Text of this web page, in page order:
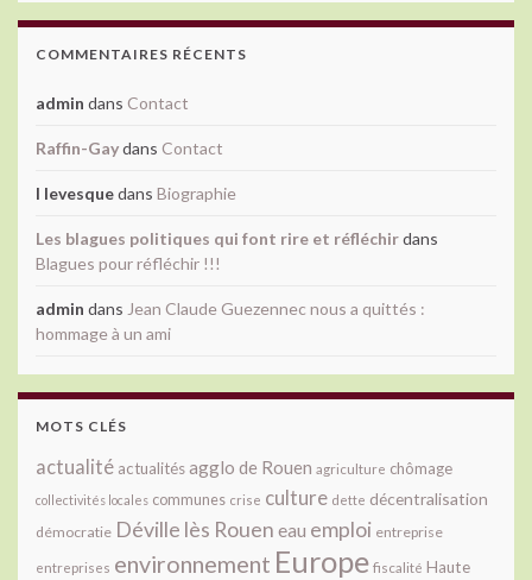
COMMENTAIRES RÉCENTS
admin dans Contact
Raffin-Gaydans Contact
l levesquedans Biographie
Les blagues politiques qui font rire et réfléchirdans
Blagues pour réfléchir !!!
admin dans Jean Claude Guezennec nous a quittés :
hommage à un ami
MOTS CLÉS
actualité actualitésagglo de Rouen agriculture chômage
collectivités locales communes crise culture dette décentralisation
démocratie Déville lès Rouen eau emploi entreprise
entreprises environnement Europe fiscalité Haute